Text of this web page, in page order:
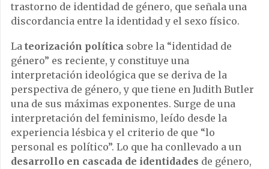
trastorno de identidad de género, que señala una
discordancia entre la identidad y el sexo físico.
La teorización política sobre la “identidad de
género” es reciente, y constituye una
interpretación ideológica que se deriva de la
perspectiva de género, y que tiene en Judith Butler
una de sus máximas exponentes. Surge de una
interpretación del feminismo, leído desde la
experiencia lésbica y el criterio de que “lo
personal es político”. Lo que ha conllevado a un
desarrollo en cascada de identidades de género,